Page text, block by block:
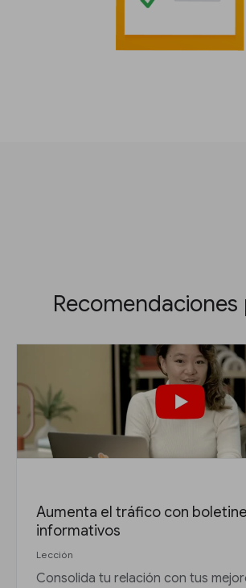
Recomendaciones
Aumenta el tráfico con
informativos
Lección
Consolida tu relación con tus